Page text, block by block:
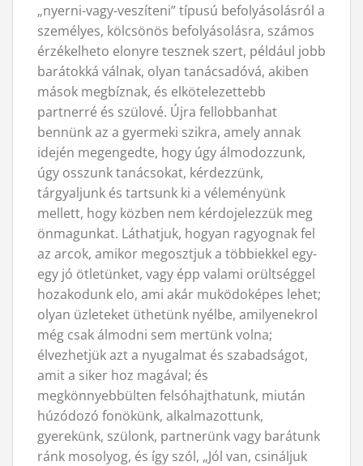
„nyerni-vagy-veszíteni” típusú befolyásolásról a
személyes, kölcsönös befolyásolásra, számos
érzékelheto elonyre tesznek szert, például jobb
barátokká válnak, olyan tanácsadóvá, akiben
mások megbíznak, és elkötelezettebb
partnerré és szülové. Újra fellobbanhat
bennünk az a gyermeki szikra, amely annak
idején megengedte, hogy úgy álmodozzunk,
úgy osszunk tanácsokat, kérdezzünk,
tárgyaljunk és tartsunk ki a véleményünk
mellett, hogy közben nem kérdojelezzük meg
önmagunkat. Láthatjuk, hogyan ragyognak fel
az arcok, amikor megosztjuk a többiekkel egy-
egy jó ötletünket, vagy épp valami orültséggel
hozakodunk elo, ami akár muködoképes lehet;
olyan üzleteket üthetünk nyélbe, amilyenekrol
még csak álmodni sem mertünk volna;
élvezhetjük azt a nyugalmat és szabadságot,
amit a siker hoz magával; és
megkönnyebbülten felsóhajthatunk, miután
húzódozó fonökünk, alkalmazottunk,
gyerekünk, szülonk, partnerünk vagy barátunk
ránk mosolyog, és így szól, „Jól van, csináljuk